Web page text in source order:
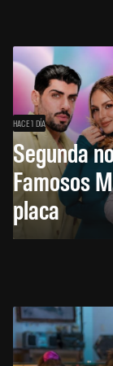
HACE 1 DÍA
Segunda
Famosos
placa